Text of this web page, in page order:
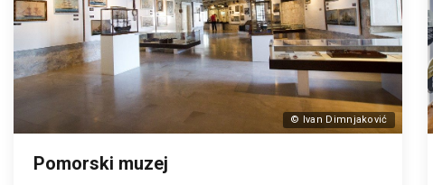
© Ivan Dimnjaković
Pomorski muzej